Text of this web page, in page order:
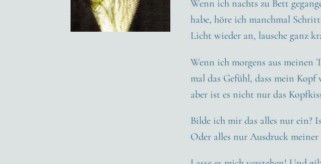
Wenn ich nachts zu Bett
habe, höre ich manch­mal
Licht wie­der an, lau­sche ganz
Wenn ich mor­gens aus mei­nen
mal das Gefühl, dass mein
aber ist es nicht nur das
Bil­de ich mir das alles nur ein?
Oder alles nur Aus­druck mei­ner